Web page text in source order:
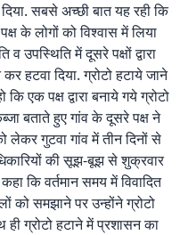
सबसे अच्छी बात यह रही कि
के लोगों को विश्वास में लिया
में दूसरे पक्षों द्वारा
हटवा दिया. ग्रोटो हटाये जाने
एक पक्ष द्वारा बनाये गये ग्रोटो
बताते हुए गांव के दूसरे पक्ष ने
लेकर गुटवा गांव में तीन दिनों से
की सूझ-बूझ से शुक्रवार
कि वर्तमान समय में विवादित
को समझाने पर उन्होंने ग्रोटो
ग्रोटो हटाने में प्रशासन का